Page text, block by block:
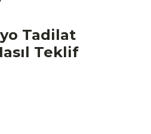
Tadilat
Teklif